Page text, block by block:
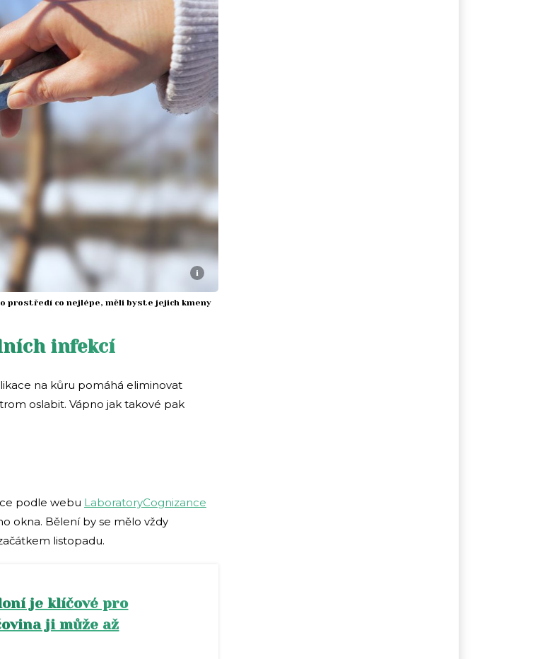
i
prostředí co nejlépe, měli byste jejich kmeny
infekcí
na kůru pomáhá eliminovat
oslabit. Vápno jak takové pak
podle webu LaboratoryCognizance
okna. Bělení by se mělo vždy
listopadu.
je klíčové pro
ji může až